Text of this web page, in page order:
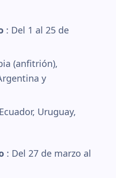
: Del 1 al 25 de
(anfitrión),
y
Uruguay,
: Del 27 de marzo al